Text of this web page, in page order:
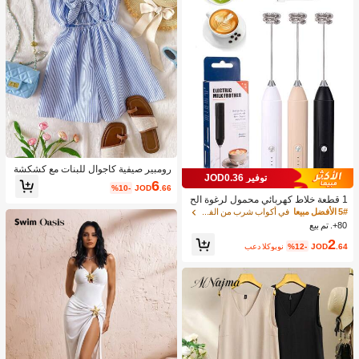
توفير JOD0.36
1 قطعة خلاط كهربائي محمول لرغوة الح
ليب، رغاية الحليب القابلة للشحن - شحن
USB، 3 سرعات، خلاط حليب كهربائي ص
غير، مناسب للقهوة/اللاتيه/الكابتشينو/الش
وكولاتة الساخنة/البيض
5# الأفضل مبيعا
في أكواب شرب من الفولاذ المقاوم للصدأ جهاز رغوة ال
80+. تم بيع
JOD2.64
%12- بعد الكوبون
رومبير صيفية كاجوال للبنات مع كشكشة
وربطة عقدة وخطوط، مناسبة للعطلات ال
صيفية والشاطئ
JOD6.66
%10-